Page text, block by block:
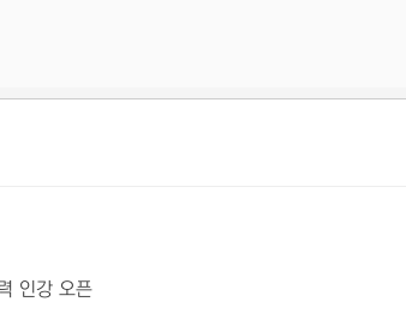
인강 오픈